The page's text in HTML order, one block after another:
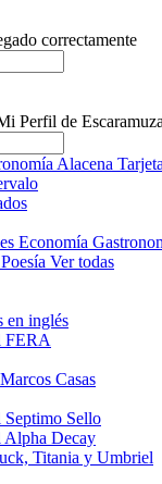
correctamente
Alacena
Economía
Poesía Ver todas
en inglés
FERA
Casas
Sello
Alpha Decay
Titania y Umbriel